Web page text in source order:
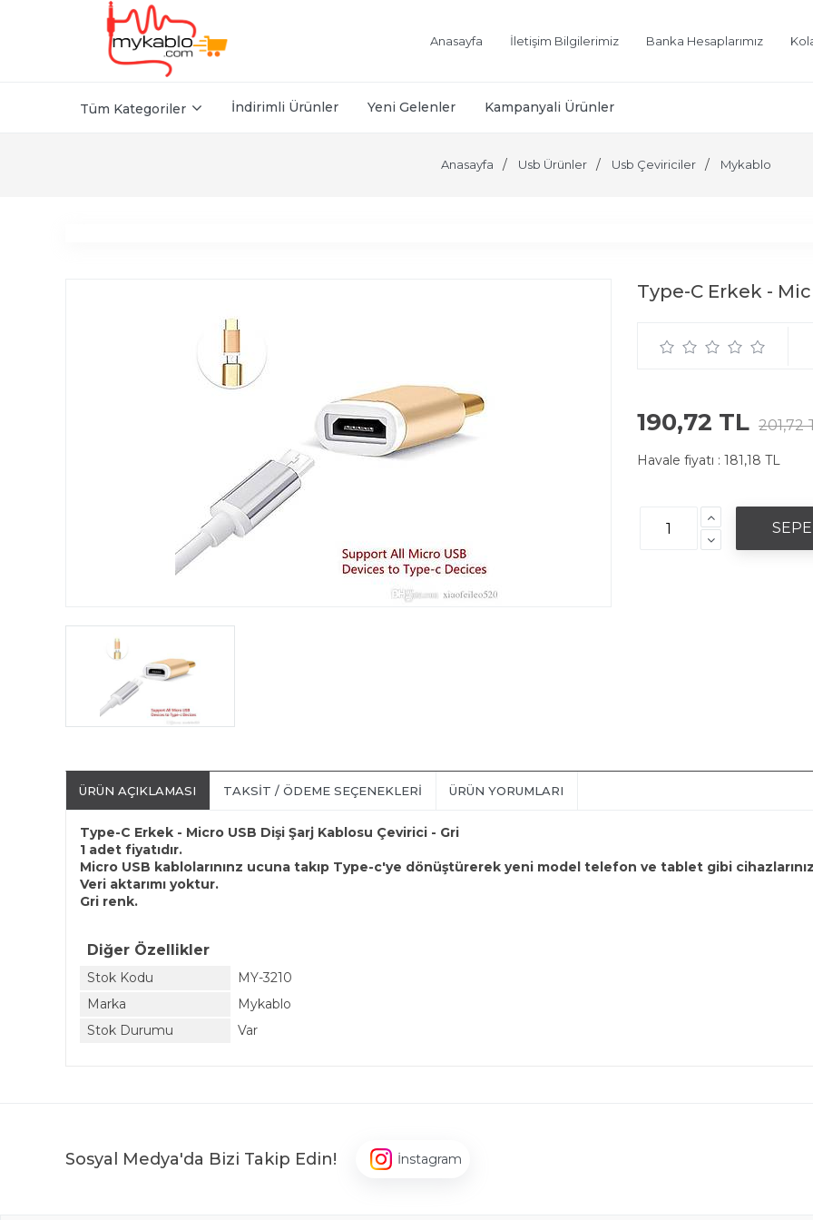
Anasayfa İletişim Bilgilerimiz Banka Hesaplarımız
Tüm Kategoriler İndirimli Ürünler Yeni Gelenler Kampanyali Ürünler
Anasayfa Usb Ürünler Usb Çeviriciler Mykablo
Type-C Erkek -
190,72 TL 201,72
Havale fiyatı : 181,18 TL
ÜRÜN AÇIKLAMASI TAKSIT / ÖDEME SEÇENEKLERI ÜRÜN YORUMLARI
Type-C Erkek - Micro USB Dişi Şarj Kablosu Çevirici - Gri
1 adet fiyatıdır.
Micro USB kablolarınınz ucuna takıp Type-c'ye dönüştürerek yeni model telefon ve tablet gibi
Veri aktarımı yoktur.
Gri renk.
Diğer Özellikler
Stok Kodu
MY-3210
Marka
Mykablo
Stok Durumu
Var
Sosyal Medya'da Bizi Takip Edin! İnstagram